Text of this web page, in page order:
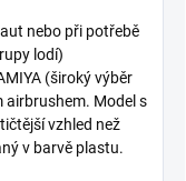
nebo při potřebě
lodí)
(široký výběr
airbrushem. Model s
vzhled než
v barvě plastu.